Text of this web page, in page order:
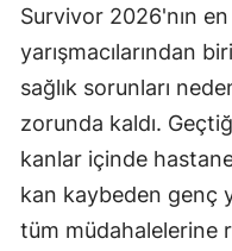
Survivor 2026'nın
yarışmacılarından
sağlık sorunları
zorunda kaldı.
kanlar içinde
kan kaybeden genç
tüm müdahalelerine